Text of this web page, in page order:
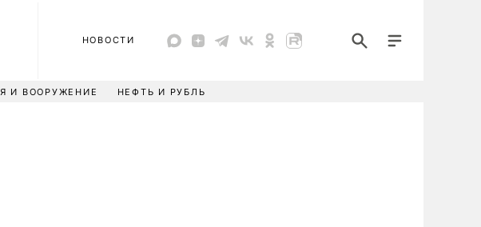
НОВОСТИ
И ВООРУЖЕНИЕ НЕФТЬ И РУБЛЬ